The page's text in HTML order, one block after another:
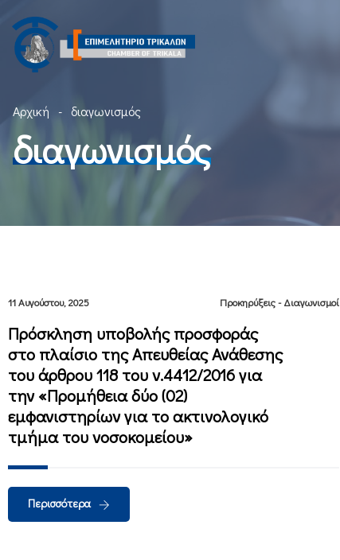
Αρχική διαγωνισμός
διαγωνισμός
11 Αυγούστου, 2025 Προκηρύξεις - Διαγωνισμοί
Πρόσκληση υποβολής προσφοράς
στο πλαίσιο της Απευθείας Ανάθεσης
του άρθρου 118 του ν.4412/2016 για
την «Προμήθεια δύο (02)
εμφανιστηρίων για το ακτινολογικό
τμήμα του νοσοκομείου»
Περισσότερα